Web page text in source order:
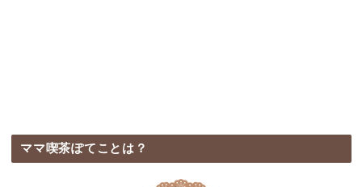
ママ喫茶ぽてことは？